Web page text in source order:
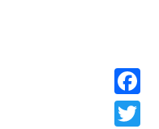
Facebook